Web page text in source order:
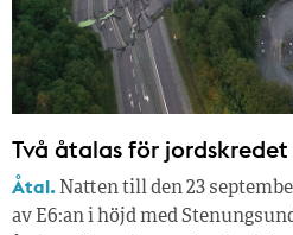
Två åtalas för
Åtal. Natten till den 23
av E6:an i höjd med